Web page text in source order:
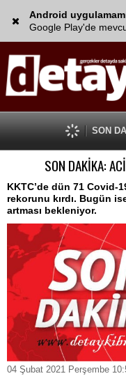
Android
Google Play'de
SON
SON DAKİKA:
KKTC’de dün 71 Covid-
rekorunu kırdı. Bugün
artması bekleniyor.
04 Şubat 2021 Perşembe